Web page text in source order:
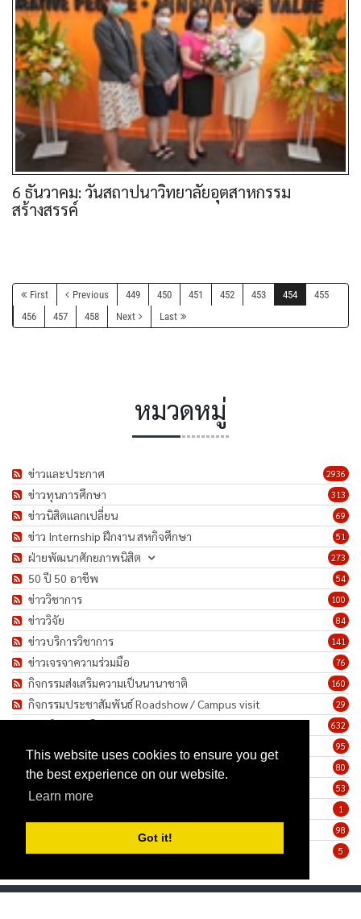
This website uses cookies to ensure you get
the best experience on our website.
Learn more
Got it!
6 ธันวาคม: วันสถาปนาวิทยาลัยอุตสาหกรรม
สร้างสรรค์
First Previous 449 450 451 452 453 454
455
456
457 458 Next Last
หมวดหมู่
2936
ข่าวและประกาศ
313
ข่าวทุนการศึกษา
69
ข่าวนิสิตแลกเปลี่ยน
51
ข่าว Internship ฝึกงาน สหกิจศึกษา
273
ฝ่ายพัฒนาศักยภาพนิสิต
54
50 ปี 50 อาชีพ
100
ข่าววิชาการ
84
ข่าววิจัย
141
ข่าวบริการวิชาการ
76
ข่าวเจรจาความร่วมมือ
160
กิจกรรมส่งเสริมความเป็นนานาชาติ
29
กิจกรรมประชาสัมพันธ์ Roadshow / Campus visit
632
ภาพกิจกรรม/โครงการ
95
80
ทำนุบำรุงศิลปวัฒนธรรม
53
1
98
5